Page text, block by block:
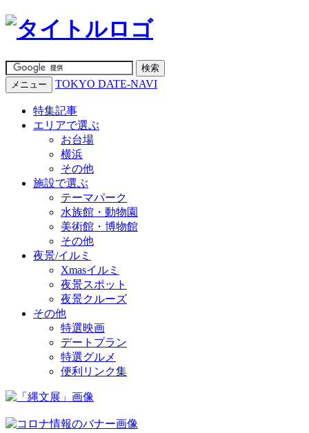
メニュー TOKYO DATE-NAVI
特集記事
エリアで選ぶ
お台場
横浜
その他
施設で選ぶ
テーマパーク
水族館・動物園
美術館・博物館
その他
夜景/イルミ
Xmasイルミ
夜景スポット
夜景クルーズ
その他
特選映画
デートプラン
特選グルメ
便利リンク集